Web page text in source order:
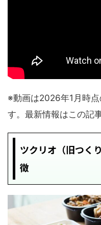
※動画は2026年1月時
す。最新情報はこの記
ツクリオ（旧つく
徴